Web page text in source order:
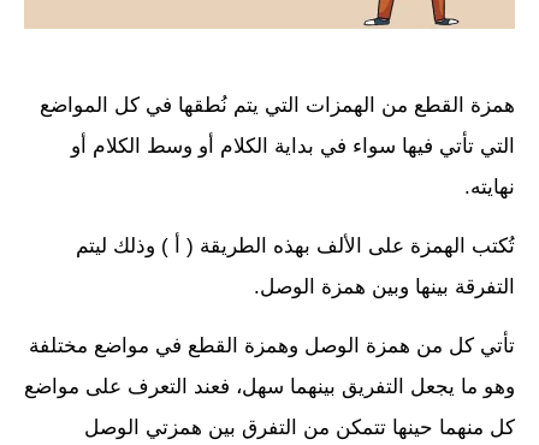
همزة القطع من الهمزات التي يتم نُطقها في كل المواضع
التي تأتي فيها سواء في بداية الكلام أو وسط الكلام أو
نهايته.
تُكتب الهمزة على الألف بهذه الطريقة ( أ ) وذلك ليتم
التفرقة بينها وبين همزة الوصل.
تأتي كل من همزة الوصل وهمزة القطع في مواضع مختلفة
وهو ما يجعل التفريق بينهما سهل، فعند التعرف على مواضع
كل منهما حينها تتمكن من التفرق بين همزتي الوصل